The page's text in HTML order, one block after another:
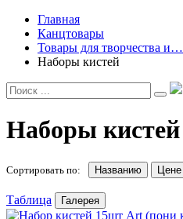
Главная
Канцтовары
Товары для творчества и…
Наборы кистей
Наборы кистей
Сортировать по: Названию Цене
Таблица Галерея